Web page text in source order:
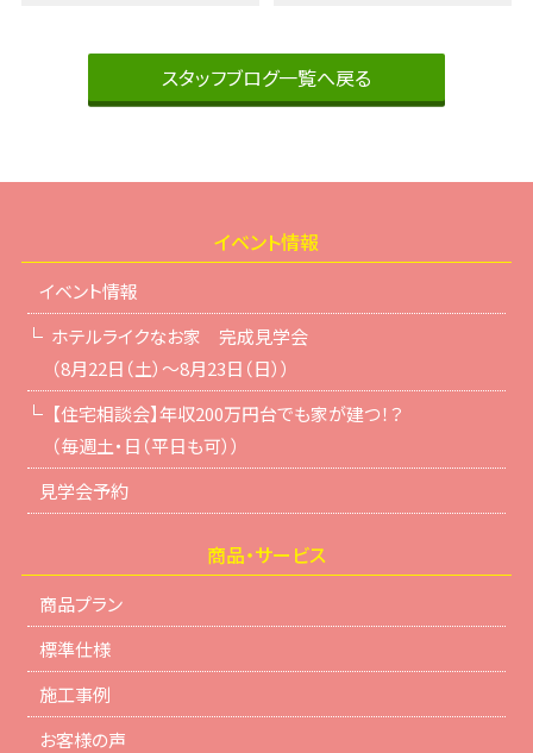
スタッフブログ一覧へ戻る
イベント情報
イベント情報
ホテルライクなお家 完成見学会
（8月22日（土）～8月23日（日））
【住宅相談会】年収200万円台でも家が建つ！？
（毎週土・日（平日も可））
見学会予約
商品・サービス
商品プラン
標準仕様
施工事例
お客様の声